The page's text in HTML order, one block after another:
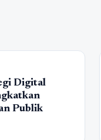
Digital
Publik